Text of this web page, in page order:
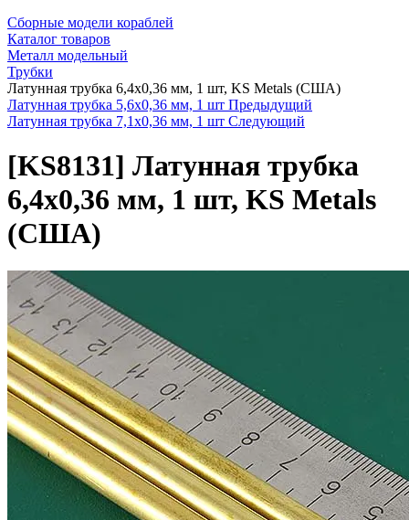
Сборные модели кораблей
Каталог товаров
Металл модельный
Трубки
Латунная трубка 6,4х0,36 мм, 1 шт, KS Metals (США)
Латунная трубка 5,6х0,36 мм, 1 шт Предыдущий
Латунная трубка 7,1х0,36 мм, 1 шт Следующий
[KS8131] Латунная трубка
6,4х0,36 мм, 1 шт, KS Metals
(США)